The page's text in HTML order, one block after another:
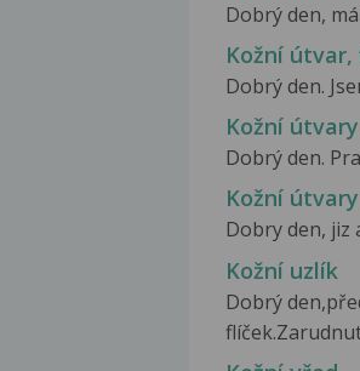
Dobrý den,
Kožní
Dobrý den.
Kožní
Dobrý den.
Kožní
Dobry den, jiz
Kožní uzlík
Dobrý